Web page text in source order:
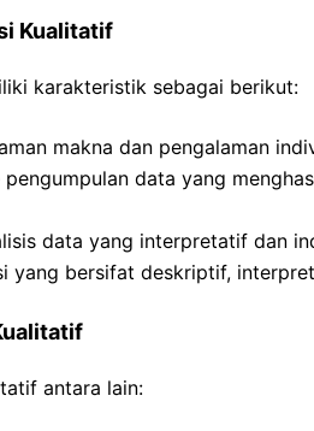
Kualitatif
karakteristik sebagai berikut:
makna dan pengalaman
data yang
data yang interpretatif dan
yang bersifat deskriptif,
antara lain: